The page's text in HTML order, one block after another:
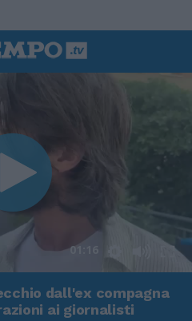
01:16
dall'ex compagna
ai giornalisti